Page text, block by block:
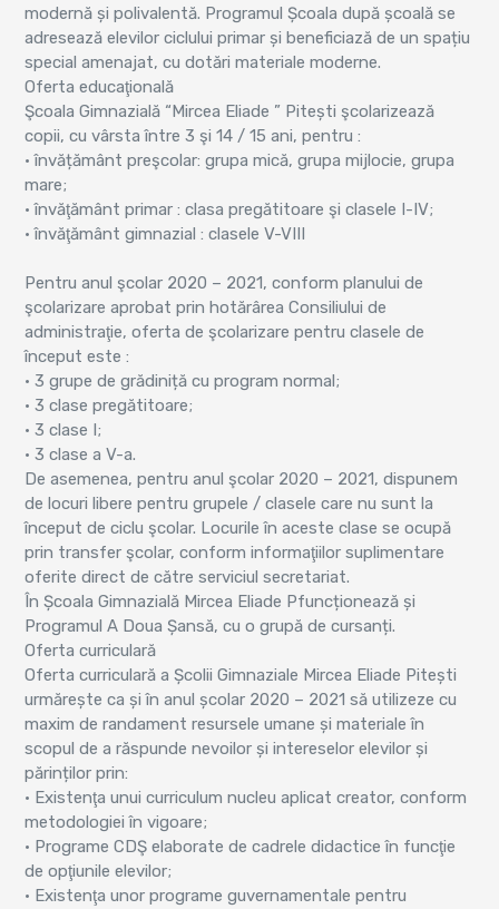
modernă și polivalentă. Programul Școala după școală se
adresează elevilor ciclului primar și beneficiază de un spațiu
special amenajat, cu dotări materiale moderne.
Oferta educaţională
Şcoala Gimnazială “Mircea Eliade ” Pitești şcolarizează
copii, cu vârsta între 3 şi 14 / 15 ani, pentru :
• învățământ preşcolar: grupa mică, grupa mijlocie, grupa
mare;
• învăţământ primar : clasa pregătitoare şi clasele I-IV;
• învăţământ gimnazial : clasele V-VIII
Pentru anul şcolar 2020 – 2021, conform planului de
şcolarizare aprobat prin hotărârea Consiliului de
administraţie, oferta de şcolarizare pentru clasele de
început este :
• 3 grupe de grădiniță cu program normal;
• 3 clase pregătitoare;
• 3 clase I;
• 3 clase a V-a.
De asemenea, pentru anul şcolar 2020 – 2021, dispunem
de locuri libere pentru grupele / clasele care nu sunt la
început de ciclu şcolar. Locurile în aceste clase se ocupă
prin transfer şcolar, conform informaţiilor suplimentare
oferite direct de către serviciul secretariat.
În Școala Gimnazială Mircea Eliade Pfuncționează și
Programul A Doua Șansă, cu o grupă de cursanți.
Oferta curriculară
Oferta curriculară a Școlii Gimnaziale Mircea Eliade Pitești
urmărește ca și în anul școlar 2020 – 2021 să utilizeze cu
maxim de randament resursele umane și materiale în
scopul de a răspunde nevoilor și intereselor elevilor și
părinților prin:
• Existenţa unui curriculum nucleu aplicat creator, conform
metodologiei în vigoare;
• Programe CDŞ elaborate de cadrele didactice în funcţie
de opţiunile elevilor;
• Existenţa unor programe guvernamentale pentru